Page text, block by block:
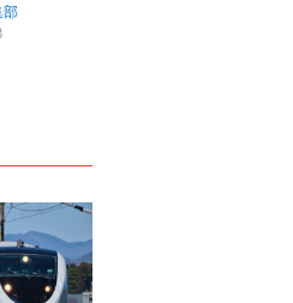
部